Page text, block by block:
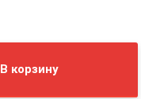
В корзину